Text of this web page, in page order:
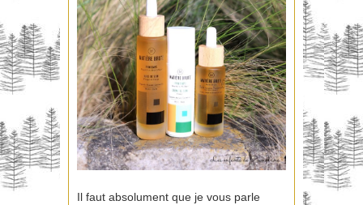
Il faut absolument que je vous parle